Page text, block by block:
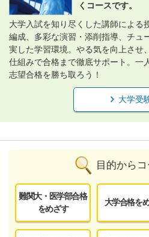
くコースです。
大学入試を知り尽くした講師による
編成、多彩な演習・添削指導、チュ
実した学習環境。やる気を向上させ
仕組みで合格まで徹底サポート。一
志望合格を勝ち取ろう！
大学受
目的から
難関大・医学部合格
をめざす
大学合格を